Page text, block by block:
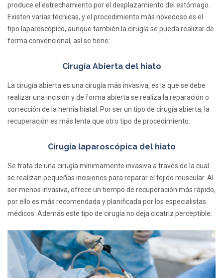
produce el estrechamiento por el desplazamiento del estómago.
Existen varias técnicas, y el procedimiento más novedoso es el
tipo laparoscópico, aunque también la cirugía se pueda realizar de
forma convencional, así se tiene:
Cirugía Abierta del hiato
La cirugía abierta es una cirugía más invasiva, es la que se debe
realizar una incisión y de forma abierta se realiza la reparación o
corrección de la hernia hiatal. Por ser un tipo de cirugía abierta, la
recuperación es más lenta que otro tipo de procedimiento.
Cirugía laparoscópica del hiato
Se trata de una cirugía mínimamente invasiva a través de la cual
se realizan pequeñas incisiones para reparar el tejido muscular. Al
ser menos invasiva, ofrece un tiempo de recuperación más rápido,
por ello es más recomendada y planificada por los especialistas
médicos. Además este tipo de cirugía no deja cicatriz perceptible.